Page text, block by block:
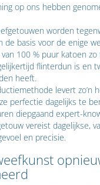
op ons hebben
worden
de basis voor de enige
100 % puur katoen zo
flinterdun is en
heeft.
levert zo’n
perfectie dagelijks te
diepgaand expert-
vereist dagelijkse,
en precisie.